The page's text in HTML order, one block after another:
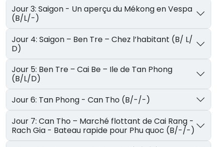
Jour 3: Saigon - Un aperçu du Mékong en Vespa
(B/L/-)
Jour 4: Saigon – Ben Tre – Chez l’habitant (B/ L/
D)
Jour 5: Ben Tre – Cai Be – Ile de Tan Phong
(B/L/D)
Jour 6: Tan Phong - Can Tho (B/-/-)
Jour 7: Can Tho – Marché flottant de Cai Rang -
Rach Gia - Bateau rapide pour Phu quoc (B/-/-)